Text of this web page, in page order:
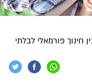
חינוך פורמאלי לבלתי